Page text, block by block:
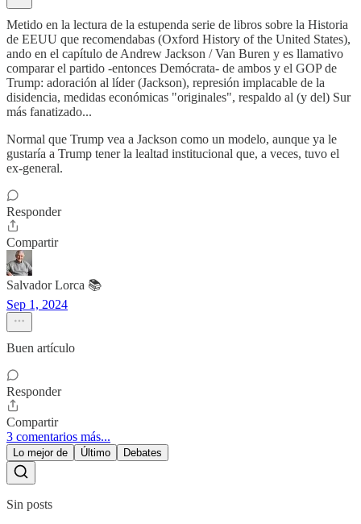
Metido en la lectura de la estupenda serie de libros sobre la Historia
de EEUU que recomendabas (Oxford History of the United States),
ando en el capítulo de Andrew Jackson / Van Buren y es llamativo
comparar el partido -entonces Demócrata- de ambos y el GOP de
Trump: adoración al líder (Jackson), represión implacable de la
disidencia, medidas económicas "originales", respaldo al (y del) Sur
más fanatizado...
Normal que Trump vea a Jackson como un modelo, aunque ya le
gustaría a Trump tener la lealtad institucional que, a veces, tuvo el
ex-general.
Responder
Compartir
Salvador Lorca 📚
Sep 1, 2024
Buen artículo
Responder
Compartir
3 comentarios más...
Lo mejor de Último Debates
Sin posts